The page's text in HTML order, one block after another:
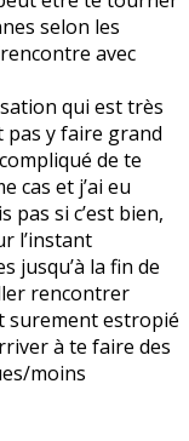
selon les
avec
qui est très
y faire grand
de te
cas et j’ai eu
pas si c’est bien,
l’instant
jusqu’à la fin de
rencontrer
surement estropié
à te faire des
moins